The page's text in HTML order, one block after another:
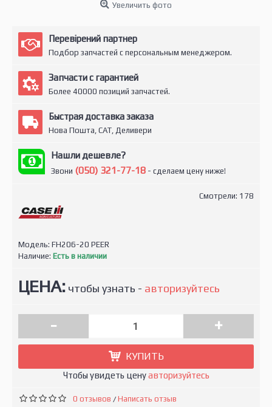
Увеличить фото
Перевірений партнер
Подбор запчастей с персональным менеджером.
Запчасти с гарантией
Более 40000 позиций запчастей.
Быстрая доставка заказа
Нова Пошта, САТ, Деливери
Нашли дешевле?
Звони (050) 321-77-18 - сделаем цену ниже!
Смотрели: 178
Модель: FH206-20 PEER
Наличие: Есть в наличии
ЦЕНА: чтобы узнать - авторизуйтесь
- +
КУПИТЬ
Чтобы увидеть ценуавторизуйтесь
0 отзывов /Написать отзыв